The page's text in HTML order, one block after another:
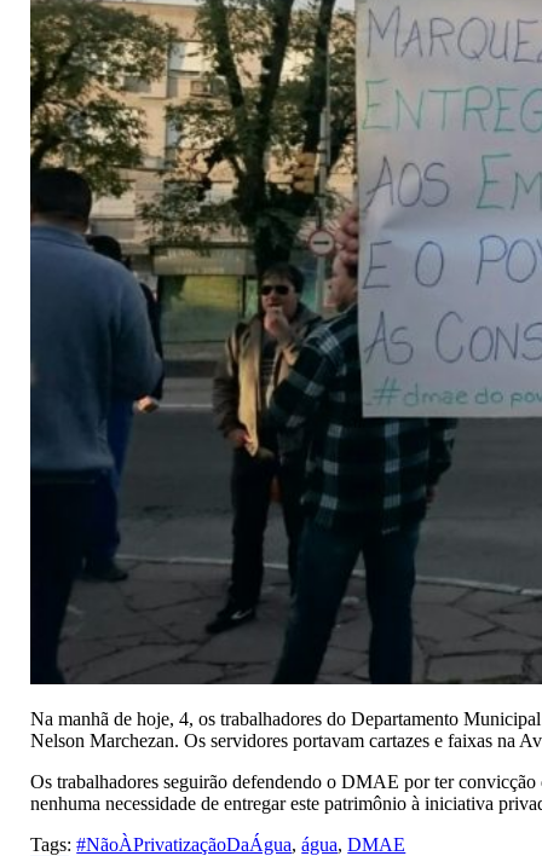
Na manhã de hoje, 4, os trabalhadores do Departamento
Nelson Marchezan. Os servidores portavam cartazes e faixas na
Os trabalhadores seguirão defendendo o DMAE por ter
nenhuma necessidade de entregar este patrimônio à iniciativa
Tags:#NãoÀPrivatizaçãoDaÁgua,água,DMAE